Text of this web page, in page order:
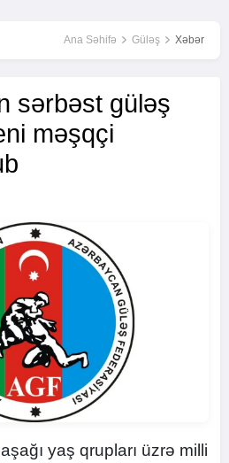
Ana Səhifə Güləş Xəbər
sərbəst güləş
məşqçi
yaş qrupları üzrə milli